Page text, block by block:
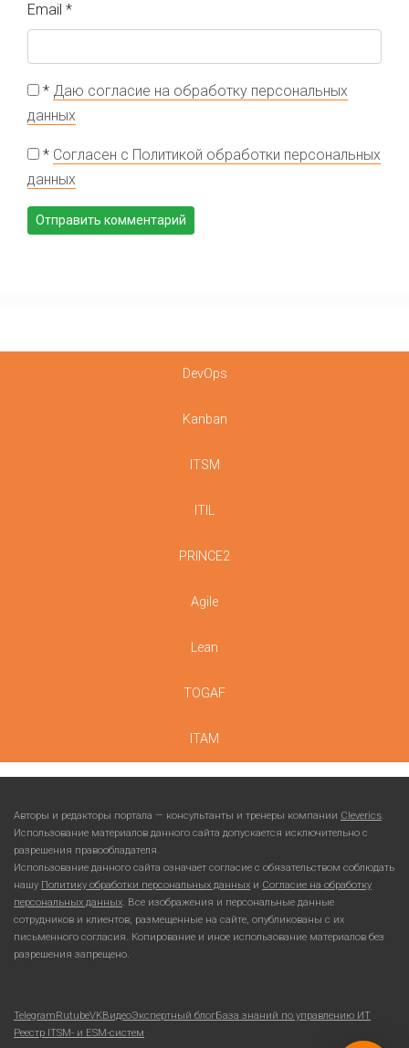
Email *
* Даю согласие на обработку персональных
данных
* Согласен с Политикой обработки персональных
данных
DevOps
Kanban
ITSM
ITIL
PRINCE2
Agile
Lean
TOGAF
ITAM
Авторы и редакторы портала — консультанты и тренеры компании Cleverics.
Использование материалов данного сайта допускается исключительно с
разрешения правообладателя.
Использование данного сайта означает согласие с обязательством соблюдать
нашу Политику обработки персональных данных и Согласие на обработку
персональных данных. Все изображения и персональные данные
сотрудников и клиентов, размещенные на сайте, опубликованы с их
письменного согласия. Копирование и иное использование материалов без
разрешения запрещено.
TelegramRutubeVKВидеоЭкспертный блогБаза знаний по управлению ИТ
Реестр ITSM- и ESM-систем